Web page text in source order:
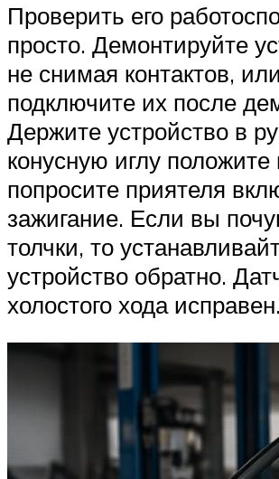
Проверить его
просто. Демонтируйте
не снимая контактов, или
подключите их после
Держите устройство в
конусную иглу положите
попросите приятеля
зажигание. Если вы
толчки, то
устройство обратно.
холостого хода исправен.